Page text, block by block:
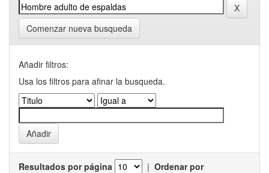
Comenzar nueva busqueda
Añadir filtros:
Usa los filtros para afinar la busqueda.
Resultados por página | Ordenar por